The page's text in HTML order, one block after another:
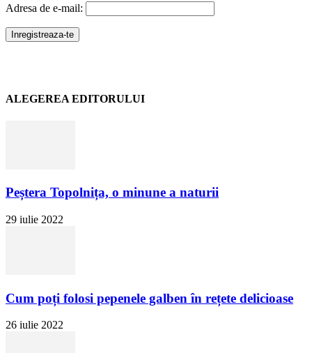
Adresa de e-mail:
ALEGEREA EDITORULUI
Peștera Topolnița, o minune a naturii
29 iulie 2022
Cum poți folosi pepenele galben în rețete delicioase
26 iulie 2022